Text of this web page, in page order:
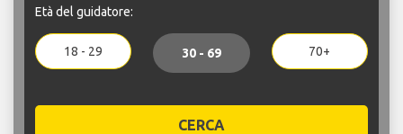
Età del guidatore:
18 - 29 30 - 69 70+
CERCA